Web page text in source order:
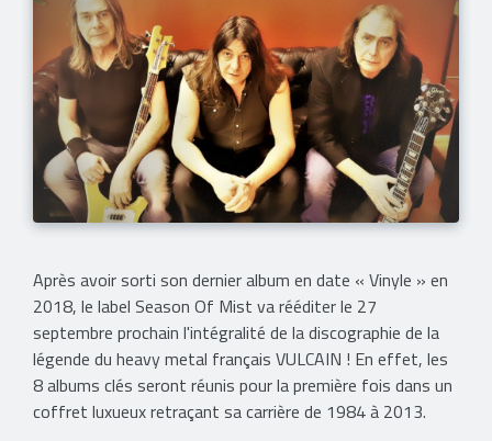
Après avoir sorti son dernier album en date « Vinyle » en
2018, le label Season Of Mist va rééditer le 27
septembre prochain l'intégralité de la discographie de la
légende du heavy metal français VULCAIN ! En effet, les
8 albums clés seront réunis pour la première fois dans un
coffret luxueux retraçant sa carrière de 1984 à 2013.